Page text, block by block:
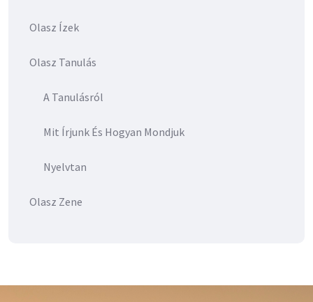
Olasz Ízek
Olasz Tanulás
A Tanulásról
Mit Írjunk És Hogyan Mondjuk
Nyelvtan
Olasz Zene